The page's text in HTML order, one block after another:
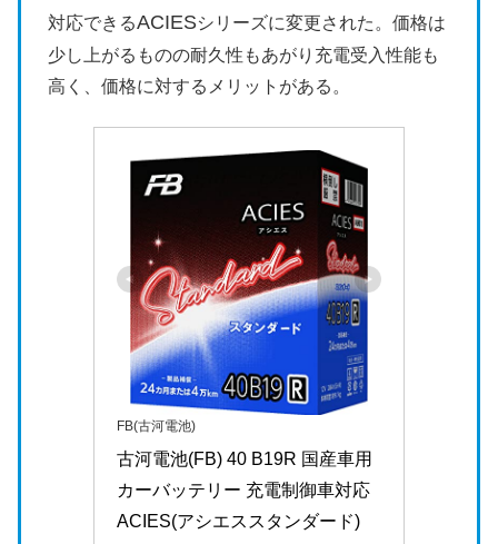
対応できるACIESシリーズに変更された。価格は
少し上がるものの耐久性もあがり充電受入性能も
高く、価格に対するメリットがある。
FB(古河電池)
古河電池(FB) 40 B19R 国産車用
カーバッテリー 充電制御車対応
ACIES(アシエススタンダード)